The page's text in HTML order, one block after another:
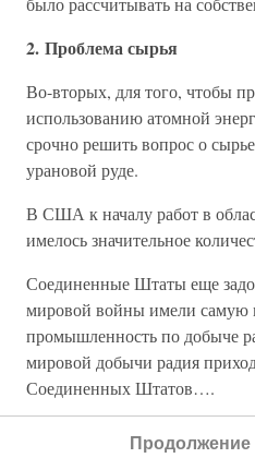
2. Проблема сырья
Во-вторых, для того, чтобы
использованию атомной
срочно решить вопрос о
урановой руде.
В США к началу работ в
имелось значительное
Соединенные Штаты еще
мировой войны имели
промышленность по добыче
мировой добычи радия
Соединенных Штатов….
…В Советском Союзе к
проблеме имелось всего
Продолжение